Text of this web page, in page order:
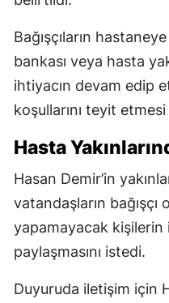
Bağışçıların
bankası veya hasta
ihtiyacın devam edip
koşullarını teyit
Hasta
Hasan Demir’in
vatandaşların bağışçı
yapamayacak kişilerin
paylaşmasını istedi.
Duyuruda iletişim için